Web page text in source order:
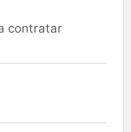
contratar